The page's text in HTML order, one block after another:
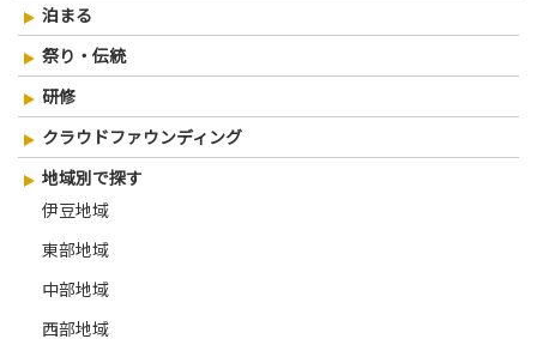
泊まる
祭り・伝統
研修
クラウドファウンディング
地域別で探す
伊豆地域
東部地域
中部地域
西部地域